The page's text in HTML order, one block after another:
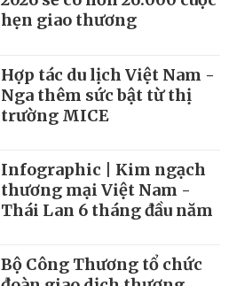
hẹn giao thương
Hợp tác du lịch Việt Nam -
Nga thêm sức bật từ thị
trường MICE
Infographic | Kim ngạch
thương mại Việt Nam -
Thái Lan 6 tháng đầu năm
Bộ Công Thương tổ chức